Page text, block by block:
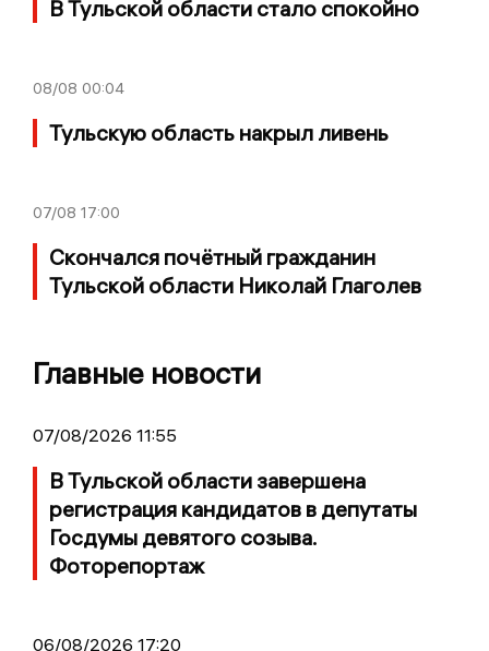
В Тульской области стало спокойно
08/08 00:04
Тульскую область накрыл ливень
07/08 17:00
Скончался почётный гражданин
Тульской области Николай Глаголев
Главные новости
07/08/2026 11:55
В Тульской области завершена
регистрация кандидатов в депутаты
Госдумы девятого созыва.
Фоторепортаж
06/08/2026 17:20